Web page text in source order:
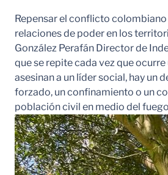
Repensar el conflicto colombiano
relaciones de poder en los
González Perafán Director de
que se repite cada vez que ocurre
asesinan a un líder social, hay un
forzado, un confinamiento o un
población civil en medio del